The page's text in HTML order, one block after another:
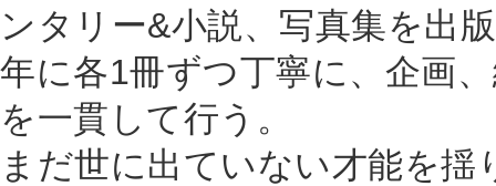
ンタリー&小説、写真集を出
年に各1冊ずつ丁寧に、企画
を一貫して行う。
まだ世に出ていない才能を